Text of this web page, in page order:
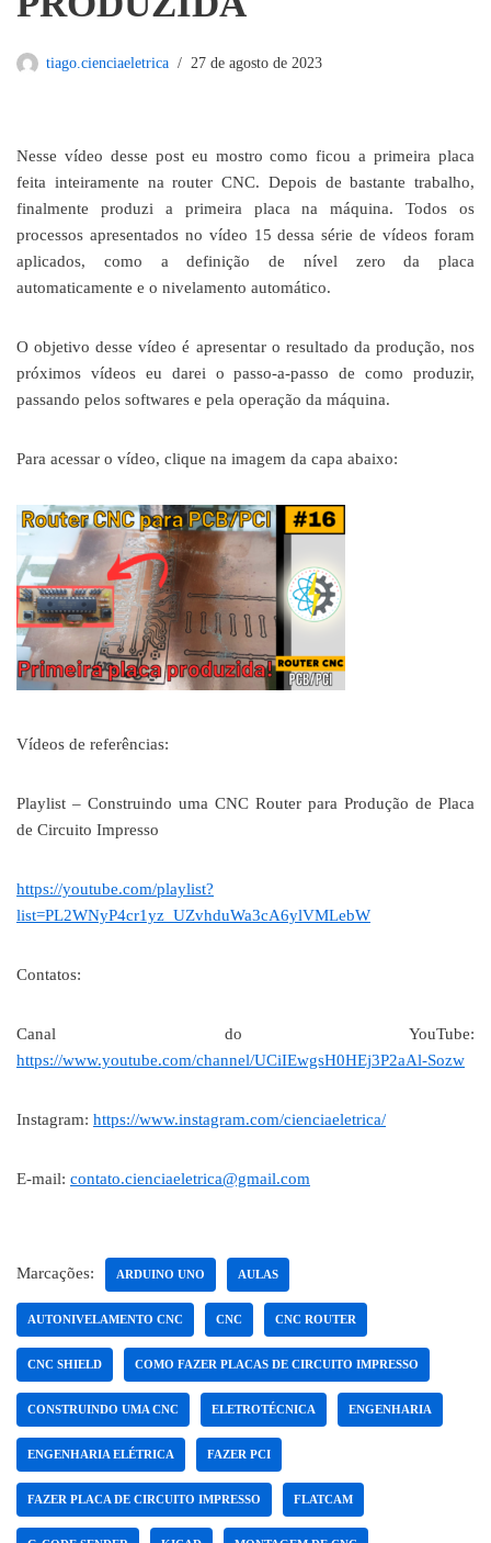
tiago.cienciaeletrica 27 de agosto de 2023
Nesse vídeo desse post eu mostro como ficou a primeira placa
feita inteiramente na router CNC. Depois de bastante trabalho,
finalmente produzi a primeira placa na máquina. Todos os
processos apresentados no vídeo 15 dessa série de vídeos foram
aplicados, como a definição de nível zero da placa
automaticamente e o nivelamento automático.
O objetivo desse vídeo é apresentar o resultado da produção, nos
próximos vídeos eu darei o passo-a-passo de como produzir,
passando pelos softwares e pela operação da máquina.
Para acessar o vídeo, clique na imagem da capa abaixo:
Vídeos de referências:
Playlist – Construindo uma CNC Router para Produção de Placa
de Circuito Impresso
https://youtube.com/playlist?
list=PL2WNyP4cr1yz_UZvhduWa3cA6ylVMLebW
Contatos:
Canal do YouTube:
https://www.youtube.com/channel/UCiIEwgsH0HEj3P2aAl-Sozw
Instagram: https://www.instagram.com/cienciaeletrica/
E-mail: contato.cienciaeletrica@gmail.com
Marcações: ARDUINO UNO AULAS
AUTONIVELAMENTO CNC CNC CNC ROUTER
CNC SHIELD COMO FAZER PLACAS DE CIRCUITO IMPRESSO
CONSTRUINDO UMA CNC ELETROTÉCNICA ENGENHARIA
ENGENHARIA ELÉTRICA FAZER PCI
FAZER PLACA DE CIRCUITO IMPRESSO FLATCAM